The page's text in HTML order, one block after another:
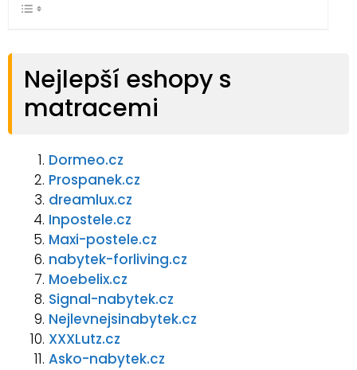
Nejlepší eshopy s
matracemi
Dormeo.cz
Prospanek.cz
dreamlux.cz
Inpostele.cz
Maxi-postele.cz
nabytek-forliving.cz
Moebelix.cz
Signal-nabytek.cz
Nejlevnejsinabytek.cz
XXXLutz.cz
Asko-nabytek.cz